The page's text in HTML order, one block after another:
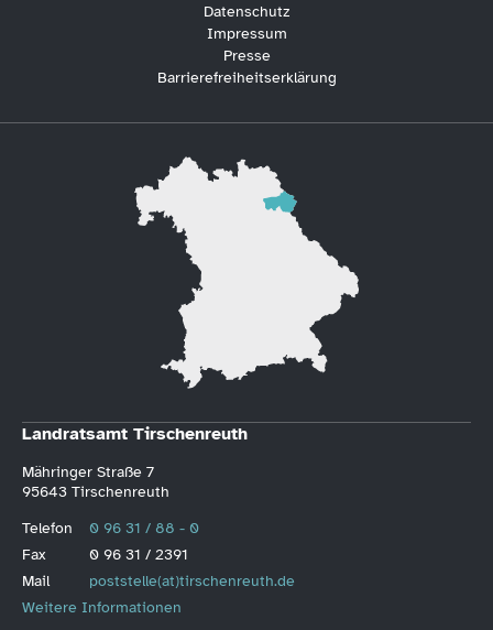
Datenschutz
Impressum
Presse
Barrierefreiheitserklärung
Landratsamt Tirschenreuth
Mähringer Straße 7
95643 Tirschenreuth
Telefon
0 96 31 / 88 - 0
Fax
0 96 31 / 2391
Mail
poststelle(at)tirschenreuth.de
Weitere Informationen